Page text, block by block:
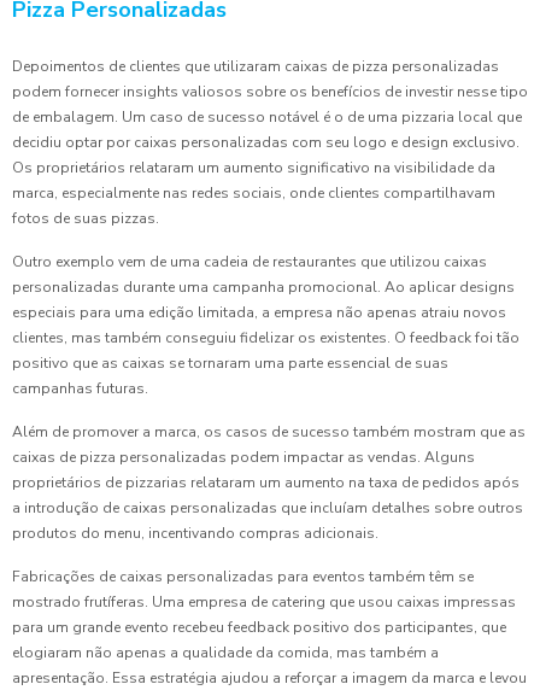
Pizza Personalizadas
Depoimentos de clientes que utilizaram caixas de pizza personalizadas
podem fornecer insights valiosos sobre os benefícios de investir nesse tipo
de embalagem. Um caso de sucesso notável é o de uma pizzaria local que
decidiu optar por caixas personalizadas com seu logo e design exclusivo.
Os proprietários relataram um aumento significativo na visibilidade da
marca, especialmente nas redes sociais, onde clientes compartilhavam
fotos de suas pizzas.
Outro exemplo vem de uma cadeia de restaurantes que utilizou caixas
personalizadas durante uma campanha promocional. Ao aplicar designs
especiais para uma edição limitada, a empresa não apenas atraiu novos
clientes, mas também conseguiu fidelizar os existentes. O feedback foi tão
positivo que as caixas se tornaram uma parte essencial de suas
campanhas futuras.
Além de promover a marca, os casos de sucesso também mostram que as
caixas de pizza personalizadas podem impactar as vendas. Alguns
proprietários de pizzarias relataram um aumento na taxa de pedidos após
a introdução de caixas personalizadas que incluíam detalhes sobre outros
produtos do menu, incentivando compras adicionais.
Fabricações de caixas personalizadas para eventos também têm se
mostrado frutíferas. Uma empresa de catering que usou caixas impressas
para um grande evento recebeu feedback positivo dos participantes, que
elogiaram não apenas a qualidade da comida, mas também a
apresentação. Essa estratégia ajudou a reforçar a imagem da marca e levou